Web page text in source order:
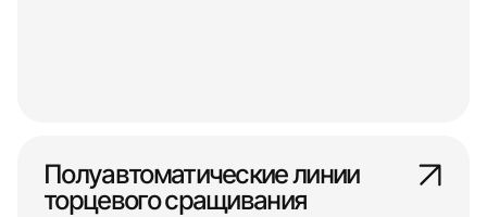
Полуавтоматические линии
торцевого сращивания